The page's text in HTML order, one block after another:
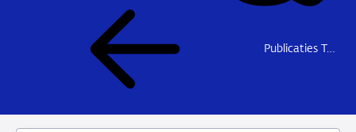
Publicaties Toezicht